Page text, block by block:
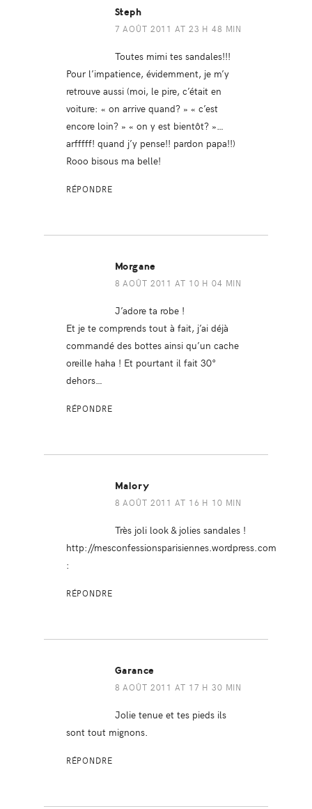
Steph
7 AOÛT 2011 AT 23 H 48 MIN
Toutes mimi tes sandales!!!
Pour l’impatience, évidemment, je m’y
retrouve aussi (moi, le pire, c’était en
voiture: « on arrive quand? » « c’est
encore loin? » « on y est bientôt? »…
arfffff! quand j’y pense!! pardon papa!!)
Rooo bisous ma belle!
RÉPONDRE
Morgane
8 AOÛT 2011 AT 10 H 04 MIN
J’adore ta robe !
Et je te comprends tout à fait, j’ai déjà
commandé des bottes ainsi qu’un cache
oreille haha ! Et pourtant il fait 30°
dehors…
RÉPONDRE
Malory
8 AOÛT 2011 AT 16 H 10 MIN
Très joli look & jolies sandales !
http://mesconfessionsparisiennes.wordpress.com
:
RÉPONDRE
Garance
8 AOÛT 2011 AT 17 H 30 MIN
Jolie tenue et tes pieds ils
sont tout mignons.
RÉPONDRE